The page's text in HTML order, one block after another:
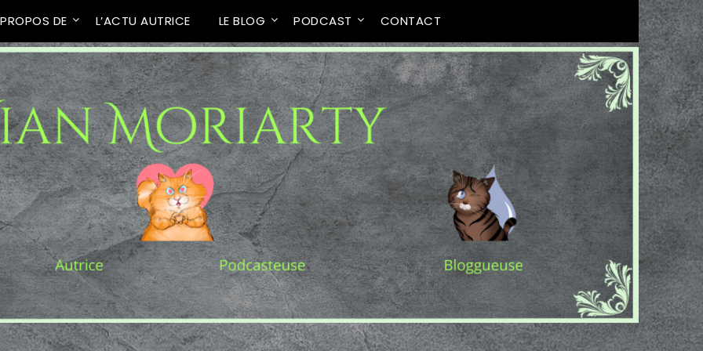
DE L’ACTU AUTRICE LE BLOG PODCAST CONTACT